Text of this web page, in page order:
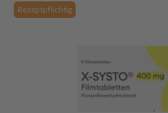
Rezeptpflichtig